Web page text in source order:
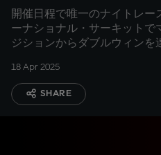
開催日程で唯一のナイトレー
ーナショナル・サーキットで
ジションからダブルウィンを
18 Apr 2025
SHARE